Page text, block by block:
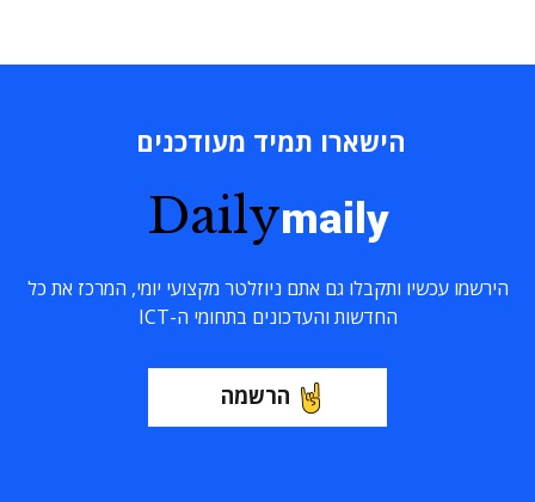
הישארו תמיד מעודכנים
Dailymaily
הירשמו עכשיו ותקבלו גם אתם ניוזלטר מקצועי יומי, המרכז את כל
החדשות והעדכונים בתחומי ה-ICT
הרשמה